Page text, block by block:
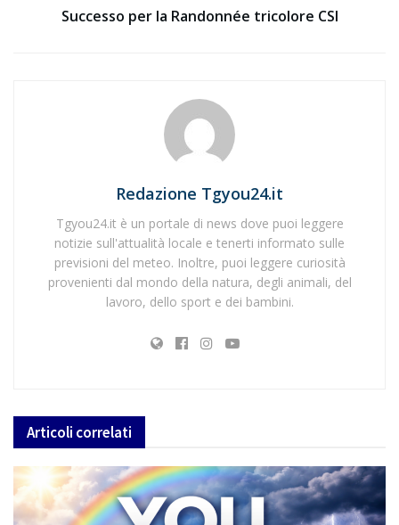
Successo per la Randonnée tricolore CSI
Redazione Tgyou24.it
Tgyou24.it è un portale di news dove puoi leggere
notizie sull'attualità locale e tenerti informato sulle
previsioni del meteo. Inoltre, puoi leggere curiosità
provenienti dal mondo della natura, degli animali, del
lavoro, dello sport e dei bambini.
Articoli correlati